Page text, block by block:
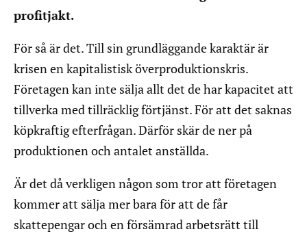
profitjakt.
För så är det. Till sin grundläggande karaktär är
krisen en kapitalistisk överproduktionskris.
Företagen kan inte sälja allt det de har kapacitet att
tillverka med tillräcklig förtjänst. För att det saknas
köpkraftig efterfrågan. Därför skär de ner på
produktionen och antalet anställda.
Är det då verkligen någon som tror att företagen
kommer att sälja mer bara för att de får
skattepengar och en försämrad arbetsrätt till